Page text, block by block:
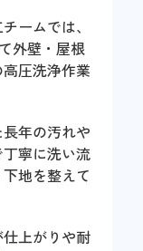
ームでは、
外壁・屋根
圧洗浄作業
年の汚れや
寧に洗い流
地を整えて
上がりや耐